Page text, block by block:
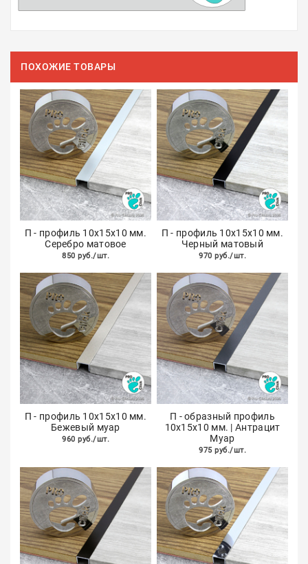
ПОХОЖИЕ ТОВАРЫ
П - профиль 10х15х10 мм.
Серебро матовое
850 руб./шт.
П - профиль 10х15х10 мм.
Черный матовый
970 руб./шт.
П - профиль 10х15х10 мм.
Бежевый муар
960 руб./шт.
П - образный профиль
10х15х10 мм. | Антрацит
Муар
975 руб./шт.